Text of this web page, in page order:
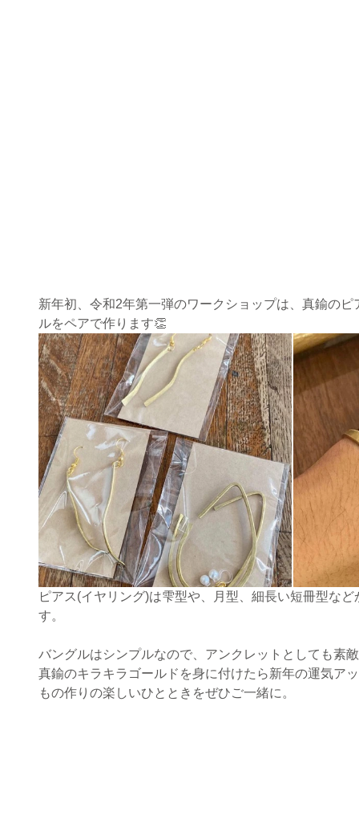
新年初、令和2年第一弾のワークショップは、真鍮の
ルをペアで作ります👏
ピアス(イヤリング)は雫型や、月型、細長い短冊型な
す。
バングルはシンプルなので、アンクレットとしても素
真鍮のキラキラゴールドを身に付けたら新年の運気ア
もの作りの楽しいひとときをぜひご一緒に。